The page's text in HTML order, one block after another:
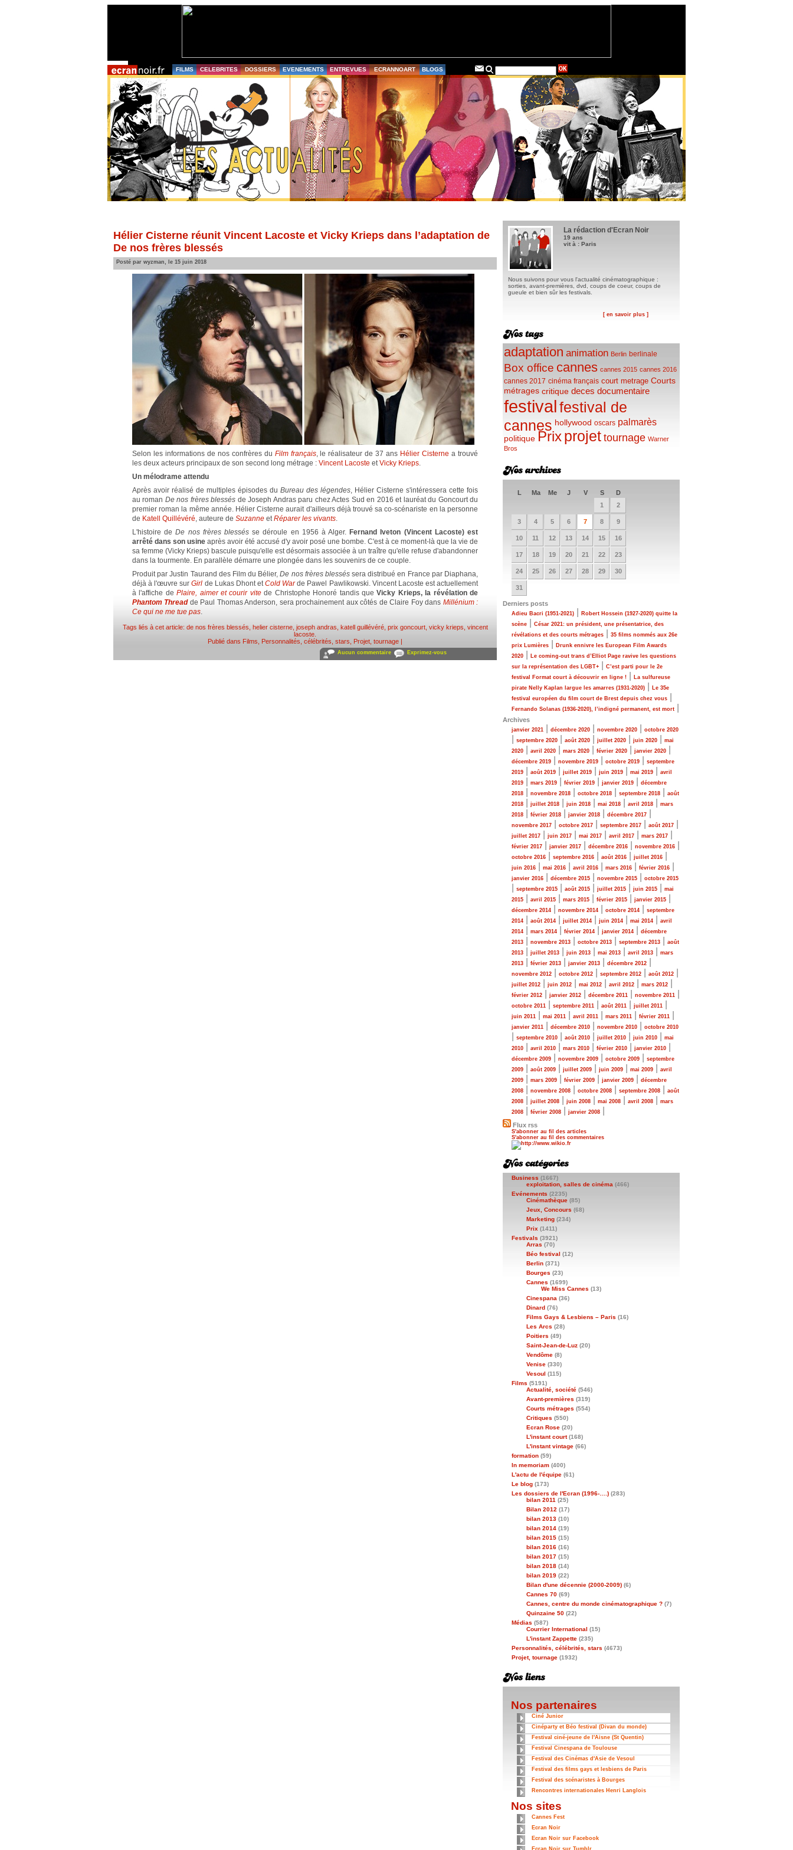
FILMS CELEBRITES DOSSIERS EVENEMENTS ENTREVUES ECRANNOART BLOGS
Hélier Cisterne réunit Vincent Lacoste et Vicky Krieps dans l’adaptation de
De nos frères blessés
Posté par wyzman, le 15 juin 2018
Selon les informations de nos confrères du Film français, le réalisateur de 37 ans Hélier Cisterne a trouvé
les deux acteurs principaux de son second long métrage : Vincent Lacoste etVicky Krieps.
Un mélodrame attendu
Après avoir réalisé de multiples épisodes du Bureau des légendes, Hélier Cisterne s'intéressera cette fois
au roman De nos frères blessés de Joseph Andras paru chez Actes Sud en 2016 et lauréat du Goncourt du
premier roman la même année. Hélier Cisterne aurait d'ailleurs déjà trouvé sa co-scénariste en la personne
de Katell Quillévéré, auteure de Suzanne etRéparer les vivants.
L'histoire deDe nos frères blessésse déroule en 1956 à Alger. Fernand Iveton (Vincent Lacoste) est
arrêté dans son usine après avoir été accusé d'y avoir posé une bombe. C'est à ce moment-là que la vie de
sa femme (Vicky Krieps) bascule puisqu'elle est désormais associée à un traître qu'elle refuse d'abandonner
dans la tourmente. En parallèle démarre une plongée dans les souvenirs de ce couple.
Produit par Justin Taurand des Film du Bélier,De nos frères blesséssera distribué en France par Diaphana,
déjà à l'œuvre surGirl de Lukas Dhont etCold Warde Pawel Pawlikowski. Vincent Lacoste est actuellement
à l'affiche dePlaire, aimer et courir vitede Christophe Honoré tandis queVicky Krieps, la révélation de
Phantom Threadde Paul Thomas Anderson, sera prochainement aux côtés de Claire Foy dans Millénium :
Ce qui ne me tue pas.
Tags liés à cet article: de nos frères blessés helier cisterne, joseph andras katell guillévéré, prix goncourt, vicky krieps vincent
lacoste
Publié dans Films Personnalités, célébrités, stars Projet, tournage |
Aucun commentaire Exprimez-vous
La rédaction d'Ecran Noir
19 ans
vit à : Paris
Nous suivons pour vous l'actualité cinématographique :
sorties, avant-premières, dvd, coups de coeur, coups de
gueule et bien sûr les festivals.
[ en savoir plus ]
adaptation animation Berlin berlinale
Box office cannes cannes 2015 cannes 2016
cannes 2017 cinéma français court metrage Courts
métrages critique deces documentaire
festivalfestival de
cannes hollywood oscars palmarès
politique Prixprojet tournage Warner
Bros
L Ma Me J V S
D
1
2
3 4 5 6 7 8 9
10 11 12 13 14 15 16
17 18 19 20 21 22 23
24 25 26 27 28 29 30
31
Derniers posts
Adieu Bacri (1951-2021)
Robert Hossein (1927-2020) quitte la
scène
César 2021: un président, une présentatrice, des
révélations et des courts métrages
35 films nommés aux 26e
prix Lumières
Drunk ennivre les European Film Awards
2020
Le coming-out trans d’Elliot Page ravive les questions
sur la représentation des LGBT+
C’est parti pour le 2e
festival Format court à découvrir en ligne !
La sulfureuse
pirate Nelly Kaplan largue les amarres (1931-2020)
Le 35e
festival européen du film court de Brest depuis chez vous
Fernando Solanas (1936-2020), l’indigné permanent, est mort
Archives
janvier 2021 décembre 2020 novembre 2020 octobre 2020
septembre 2020 août 2020 juillet 2020 juin 2020
mai
2020
avril 2020 mars 2020 février 2020 janvier 2020
décembre 2019 novembre 2019 octobre 2019
septembre
2019
août 2019 juillet 2019 juin 2019 mai 2019
avril
2019
mars 2019 février 2019 janvier 2019
décembre
2018
novembre 2018 octobre 2018 septembre 2018
août
2018
juillet 2018 juin 2018 mai 2018 avril 2018
mars
2018
février 2018 janvier 2018 décembre 2017
novembre 2017 octobre 2017 septembre 2017 août 2017
juillet 2017 juin 2017 mai 2017 avril 2017 mars 2017
février 2017 janvier 2017 décembre 2016 novembre 2016
octobre 2016 septembre 2016 août 2016 juillet 2016
juin 2016 mai 2016 avril 2016 mars 2016 février 2016
janvier 2016 décembre 2015 novembre 2015 octobre 2015
septembre 2015 août 2015 juillet 2015 juin 2015
mai
2015
avril 2015 mars 2015 février 2015 janvier 2015
décembre 2014 novembre 2014 octobre 2014
septembre
2014
août 2014 juillet 2014 juin 2014 mai 2014
avril
2014
mars 2014 février 2014 janvier 2014
décembre
2013
novembre 2013 octobre 2013 septembre 2013
août
2013
juillet 2013 juin 2013 mai 2013 avril 2013
mars
2013
février 2013 janvier 2013 décembre 2012
novembre 2012 octobre 2012 septembre 2012 août 2012
juillet 2012 juin 2012 mai 2012 avril 2012 mars 2012
février 2012 janvier 2012 décembre 2011 novembre 2011
octobre 2011 septembre 2011 août 2011 juillet 2011
juin 2011 mai 2011 avril 2011 mars 2011 février 2011
janvier 2011 décembre 2010 novembre 2010 octobre 2010
septembre 2010 août 2010 juillet 2010 juin 2010
mai
2010
avril 2010 mars 2010 février 2010 janvier 2010
décembre 2009 novembre 2009 octobre 2009
septembre
2009
août 2009 juillet 2009 juin 2009 mai 2009
avril
2009
mars 2009 février 2009 janvier 2009
décembre
2008
novembre 2008 octobre 2008 septembre 2008
août
2008
juillet 2008 juin 2008 mai 2008 avril 2008
mars
2008
février 2008 janvier 2008
Flux rss
S'abonner au fil des articles
S'abonner au fil des commentaires
Business (1667)
exploitation, salles de cinéma (466)
Evénements (2235)
Cinémathèque (85)
Jeux, Concours (68)
Marketing (234)
Prix (1411)
Festivals (3921)
Arras (70)
Béo festival (12)
Berlin (371)
Bourges (23)
Cannes (1699)
We Miss Cannes (13)
Cinespana (36)
Dinard (76)
Films Gays & Lesbiens – Paris (16)
Les Arcs (28)
Poitiers (49)
Saint-Jean-de-Luz (20)
Vendôme (8)
Venise (330)
Vesoul (115)
Films (5191)
Actualité, société (546)
Avant-premières (319)
Courts métrages (554)
Critiques (550)
Ecran Rose (20)
L'instant court(168)
L'instant vintage (66)
formation (59)
In memoriam (400)
L'actu de l'équipe (61)
Le blog (173)
Les dossiers de l'Ecran (1996-….) (283)
bilan 2011 (25)
Bilan 2012 (17)
bilan 2013 (10)
bilan 2014 (19)
bilan 2015 (15)
bilan 2016 (16)
bilan 2017 (15)
bilan 2018 (14)
bilan 2019 (22)
Bilan d'une décennie (2000-2009) (6)
Cannes 70 (69)
Cannes, centre du monde cinématographique ? (7)
Quinzaine 50 (22)
Médias (587)
Courrier International (15)
L'instant Zappette (235)
Personnalités, célébrités, stars (4673)
Projet, tournage (1932)
Nos partenaires
Ciné Junior
Cinéparty et Béo festival (Divan du monde)
Festival ciné-jeune de l'Aisne (St Quentin)
Festival Cinespana de Toulouse
Festival des Cinémas d'Asie de Vesoul
Festival des films gays et lesbiens de Paris
Festival des scénaristes à Bourges
Rencontres internationales Henri Langlois
Nos sites
Cannes Fest
Ecran Noir
Ecran Noir sur Facebook
Ecran Noir sur Tumblr